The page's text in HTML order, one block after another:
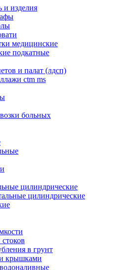
и изделия
медицинские
подкатные
и палат (лдсп)
ctm ms
больных
цилиндрические
цилиндрические
в грунт
крышками